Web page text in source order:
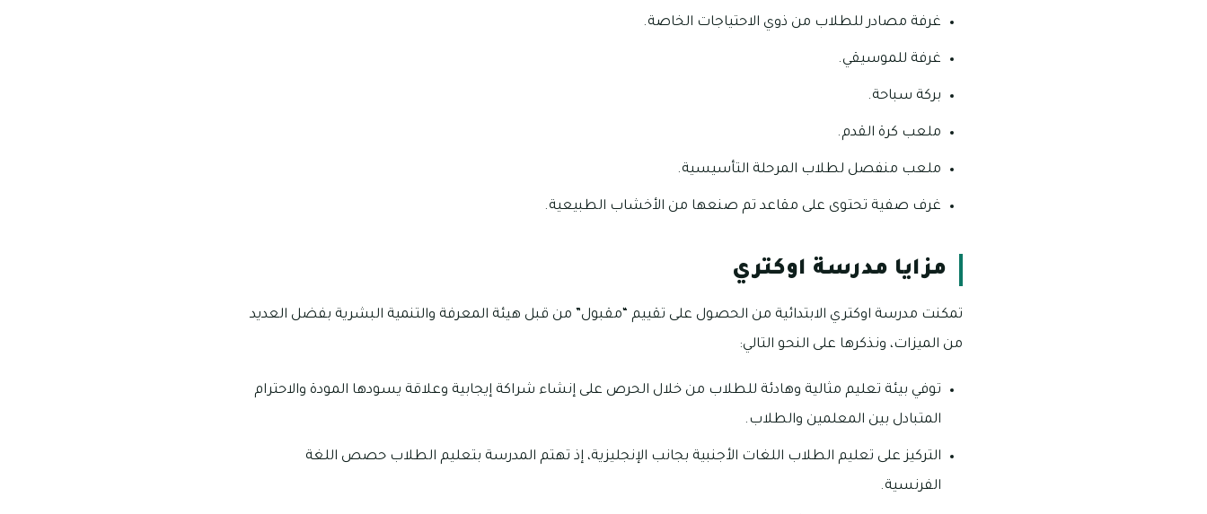
غرفة مصادر للطلاب من ذوي الاحتياجات الخاصة.
غرفة للموسيقي.
بركة سباحة.
ملعب كرة القدم.
ملعب منفصل لطلاب المرحلة التأسيسية.
غرف صفية تحتوى على مقاعد تم صنعها من الأخشاب الطبيعية.
مزايا مدرسة اوكتري
تمكنت مدرسة اوكتري الابتدائية من الحصول على تقييم “مقبول” من قبل هيئة المعرفة والتنمية البشرية بفضل العديد
من الميزات، ونذكرها على النحو التالي:
توفي بيئة تعليم مثالية وهادئة للطلاب من خلال الحرص على إنشاء شراكة إيجابية وعلاقة يسودها المودة والاحترام
المتبادل بين المعلمين والطلاب.
التركيز على تعليم الطلاب اللغات الأجنبية بجانب الإنجليزية، إذ تهتم المدرسة بتعليم الطلاب حصص اللغة
الفرنسية.